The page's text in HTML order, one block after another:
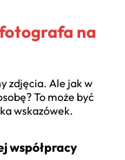
na
zdjęcia. Ale jak w
To może być
wskazówek.
współpracy